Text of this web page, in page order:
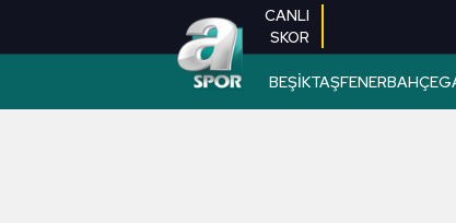
CANLI
SKOR
BEŞİKTAŞFENERBAHÇE